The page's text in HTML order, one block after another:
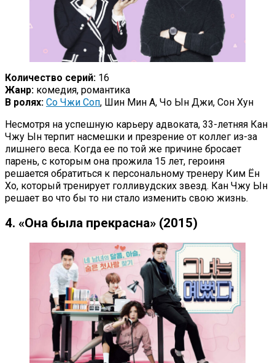
Количество серий: 16
Жанр: комедия, романтика
В ролях: Со Чжи Соп, Шин Мин А, Чо Ын Джи, Сон Хун
Несмотря на успешную карьеру адвоката, 33-летняя Кан
Чжу Ын терпит насмешки и презрение от коллег из-за
лишнего веса. Когда ее по той же причине бросает
парень, с которым она прожила 15 лет, героиня
решается обратиться к персональному тренеру Ким Ён
Хо, который тренирует голливудских звезд. Кан Чжу Ын
решает во что бы то ни стало изменить свою жизнь.
4. «Она была прекрасна» (2015)